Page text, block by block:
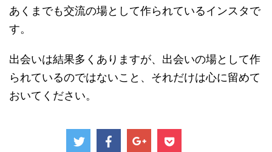
あくまでも交流の場として作られているインスタで
す。
出会いは結果多くありますが、出会いの場として作
られているのではないこと、それだけは心に留めて
おいてください。